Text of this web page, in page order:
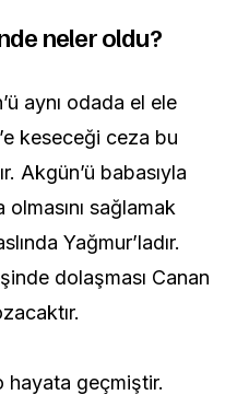
neler oldu?
aynı odada el ele
keseceği ceza bu
Akgün’ü babasıyla
sağlamak
Yağmur’ladır.
dolaşması Canan
hayata geçmiştir.